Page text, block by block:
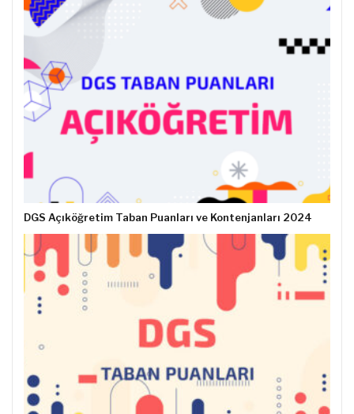
DGS Açıköğretim Taban Puanları ve Kontenjanları 2024